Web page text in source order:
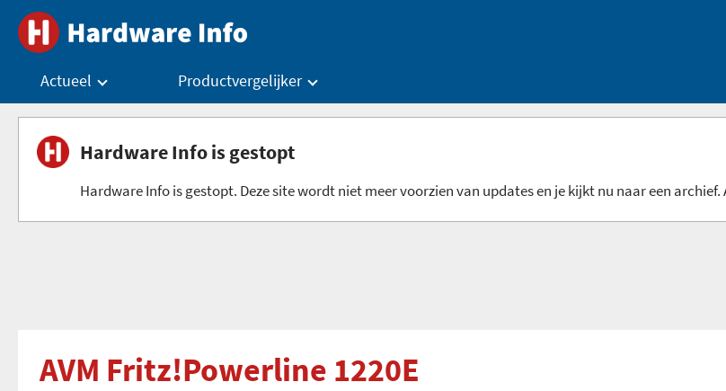
Actueel Productvergelijker
Hardware Info is gestopt
Hardware Info is gestopt. Deze site wordt niet meer voorzien van updates en je kijkt nu naar een
AVM Fritz!Powerline 1220E